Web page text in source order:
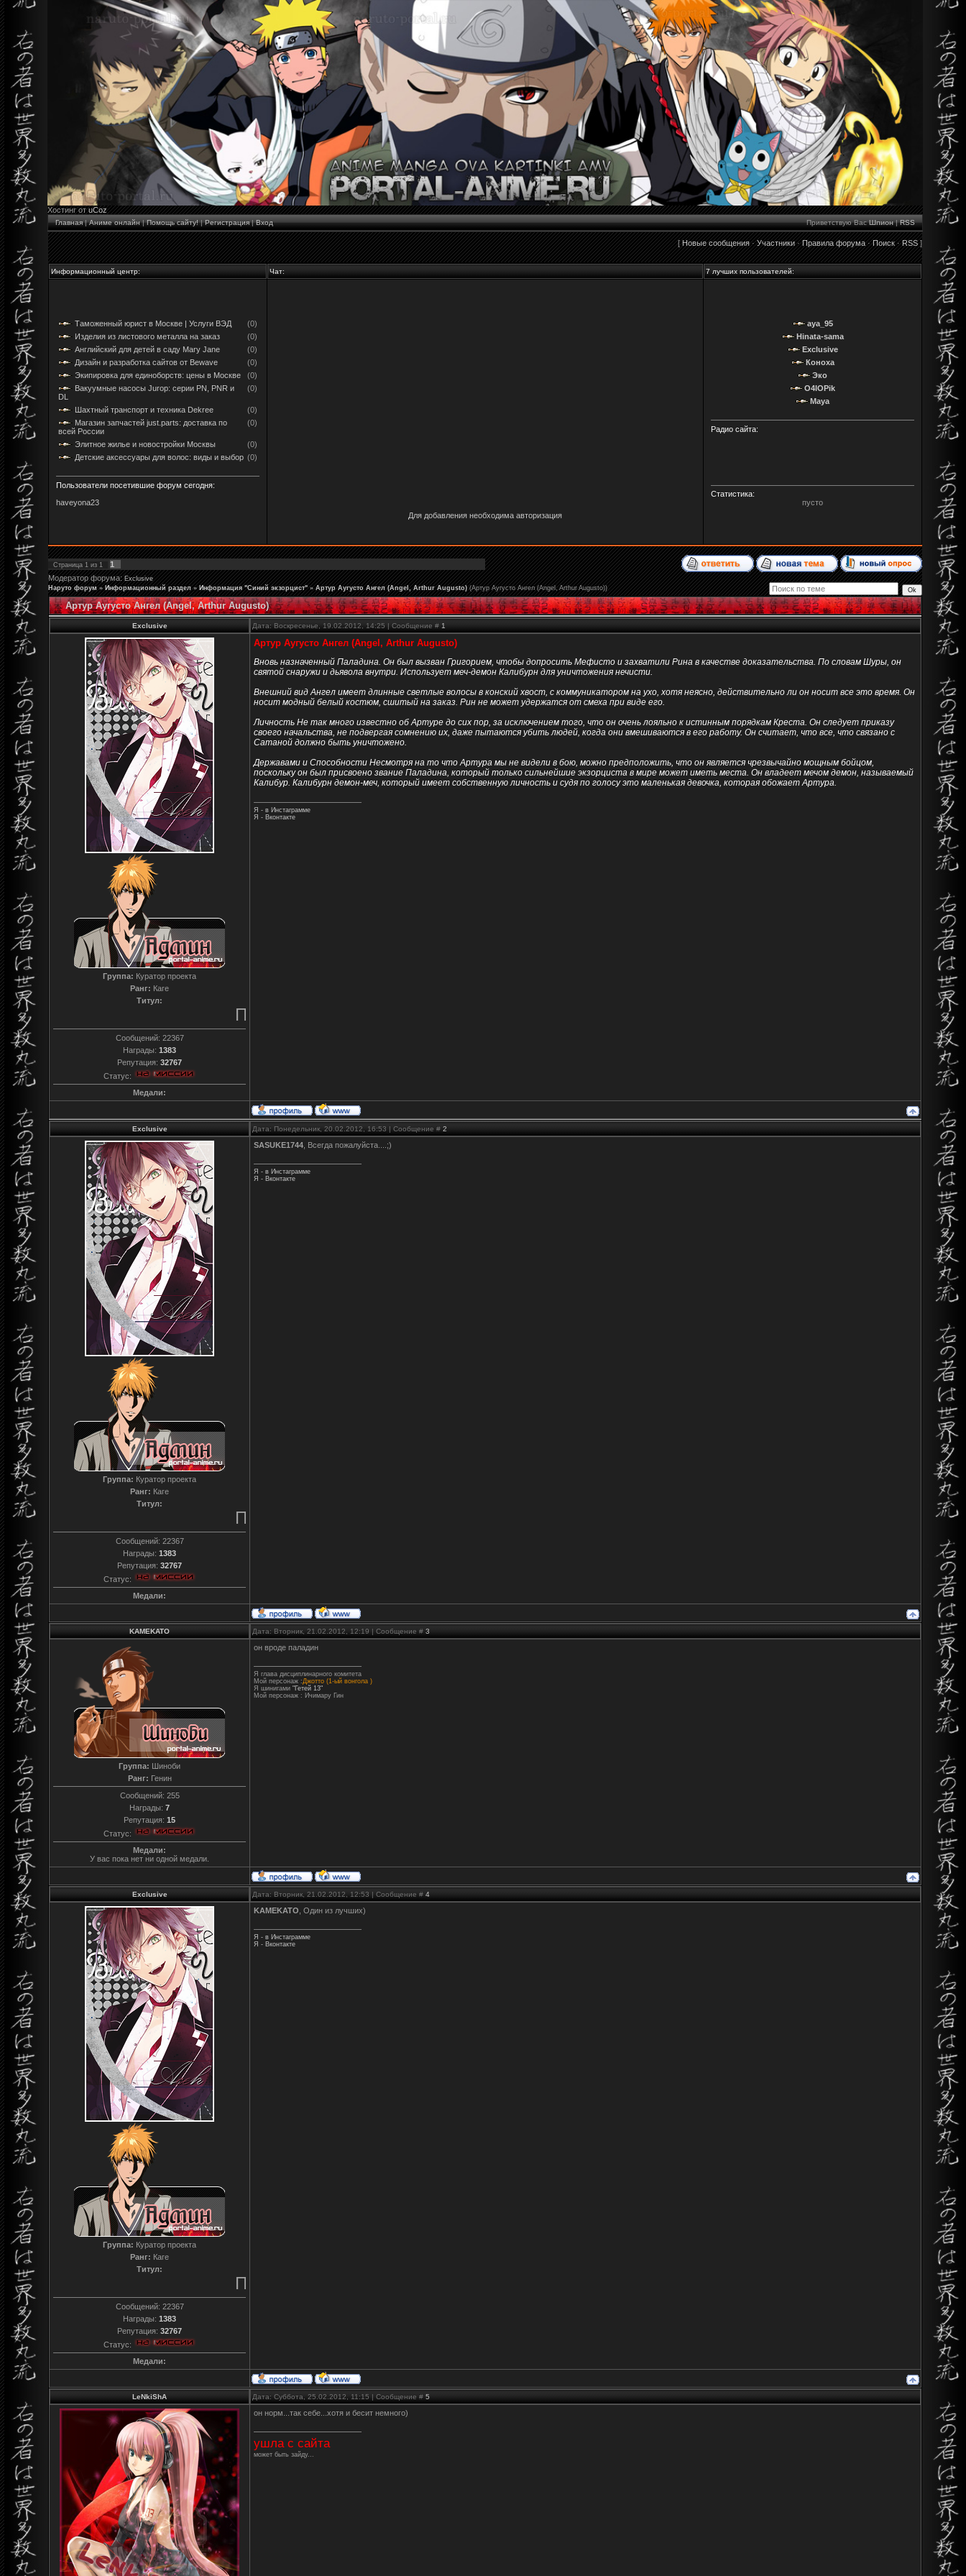
Хостинг отuCoz
Главная|Аниме онлайн|Помощь сайту!|Регистрация|Вход Приветствую Вас Шпион|RSS
[Новые сообщения·Участники·Правила форума·Поиск·RSS]
Информационный центр: Чат: 7 лучших пользователей:
Таможенный юрист в Москве | Услуги ВЭД
(0)
Изделия из листового металла на заказ
(0)
Английский для детей в саду Mary Jane
(0)
Дизайн и разработка сайтов от Bewave
(0)
Экипировка для единоборств: цены в Москве
(0)
Вакуумные насосы Jurop: серии PN, PNR и
DL
(0)
Шахтный транспорт и техника Dekree
(0)
Магазин запчастей just.parts: доставка по
всей России
(0)
Элитное жилье и новостройки Москвы
(0)
Детские аксессуары для волос: виды и выбор (0)
Пользователи посетившие форум сегодня:
haveyona23
Для добавления необходима авторизация
aya_95
Hinata-sama
Exclusive
Коноха
Эко
O4IOPik
Maya
Радио сайта:
Статистика:
пусто
Страница 1 из 1
1
Модератор форума:Exclusive
Наруто форум » Информационный раздел » Информация "Синий экзорцист" » Артур Аугусто Ангел (Angel, Arthur Augusto) (Артур Аугусто Ангел (Angel, Arthur Augusto))
Артур Аугусто Ангел (Angel, Arthur Augusto)
Exclusive Дата: Воскресенье, 19.02.2012, 14:25 | Сообщение # 1
Группа: Куратор проекта
Ранг: Каге
Титул:
Преданный
Сообщений: 22367
Награды: 1383
Репутация: 32767
Статус:
Медали:
Артур Аугусто Ангел (Angel, Arthur Augusto)
Вновь назначенный Паладина. Он был вызван Григорием, чтобы допросить Мефисто и захватили Рина в качестве доказательства. По словам Шуры, он
святой снаружи и дьявола внутри. Использует меч-демон Калибурн для уничтожения нечисти.
Внешний вид Ангел имеет длинные светлые волосы в конский хвост, с коммуникатором на ухо, хотя неясно, действительно ли он носит все это время. Он
носит модный белый костюм, сшитый на заказ. Рин не может удержатся от смеха при виде его.
Личность Не так много известно об Артуре до сих пор, за исключением того, что он очень лояльно к истинным порядкам Креста. Он следует приказу
своего начальства, не подвергая сомнению их, даже пытаются убить людей, когда они вмешиваются в его работу. Он считает, что все, что связано с
Сатаной должно быть уничтожено.
Державами и Способности Несмотря на то что Артура мы не видели в бою, можно предположить, что он является чрезвычайно мощным бойцом,
поскольку он был присвоено звание Паладина, который только сильнейшие экзорциста в мире может иметь места. Он владеет мечом демон, называемый
Калибур. Калибурн демон-меч, который имеет собственную личность и судя по голосу это маленькая девочка, которая обожает Артура.
Я - в Инстаграмме
Я - Вконтакте
Exclusive Дата: Понедельник, 20.02.2012, 16:53 | Сообщение # 2
Группа: Куратор проекта
Ранг: Каге
Титул:
Преданный
Сообщений: 22367
Награды: 1383
Репутация: 32767
Статус:
Медали:
SASUKE1744 , Всегда пожалуйста....;)
Я - в Инстаграмме
Я - Вконтакте
KAMEKATO Дата: Вторник, 21.02.2012, 12:19 | Сообщение # 3
Группа: Шиноби
Ранг: Генин
Сообщений: 255
Награды: 7
Репутация: 15
Статус:
Медали:
У вас пока нет ни одной медали.
он вроде паладин
Я глава дисциплинарного комитета
Мой персонаж :Джотто (1-ый вонгола )
Я шинигами "Гетей 13"
Мой персонаж : Ичимару Гин
Exclusive Дата: Вторник, 21.02.2012, 12:53 | Сообщение # 4
Группа: Куратор проекта
Ранг: Каге
Титул:
Преданный
Сообщений: 22367
Награды: 1383
Репутация: 32767
Статус:
Медали:
KAMEKATO , Один из лучших)
Я - в Инстаграмме
Я - Вконтакте
LeNkiShA Дата: Суббота, 25.02.2012, 11:15 | Сообщение # 5
он норм...так себе...хотя и бесит немного)
ушла с сайта
может быть зайду...